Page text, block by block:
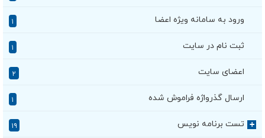
ورود به سامانه ویژه اعضا
ثبت نام در سایت
اعضای سایت ۲
ارسال گذرواژه فراموش شده
+ تست برنامه نویس ۱۹